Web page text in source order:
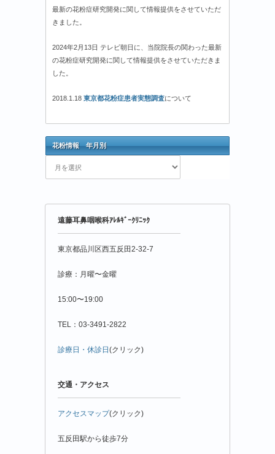
最新の花粉症研究開発に関して情報提供をさせていただ
きました。
2024年2月13日 テレビ朝日に、当院院長の関わった最新
の花粉症研究開発に関して情報提供をさせていただきま
した。
2018.1.18 東京都花粉症患者実態調査について
花粉情報 年月別
花
粉
遠藤耳鼻咽喉科ｱﾚﾙｷﾞｰｸﾘﾆｯｸ
東京都品川区西五反田2-32-7
診療：月曜〜金曜
15:00〜19:00
TEL：03-3491-2822
診療日・休診日(クリック)
交通・アクセス
アクセスマップ(クリック)
五反田駅から徒歩7分